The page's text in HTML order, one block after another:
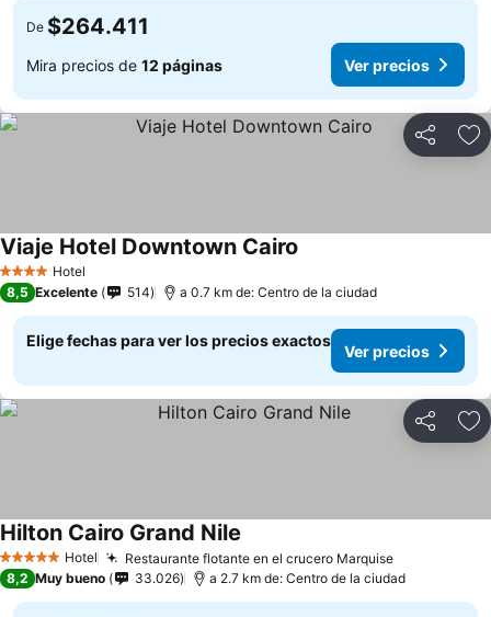
De $264.411
Mira precios de 12 páginas Ver precios
Compartir
4 EstrellasHotel
Viaje Hotel Downtown Cairo
8,5 Excelente 514 a 0.7 km de: Centro de la ciudad
Elige fechas para ver los precios exactos
Ver precios
Compartir
5 Estrellas Hotel Restaurante flotante en el crucero Marquise
Hilton Cairo Grand Nile
8,2 Muy bueno 33.026 a 2.7 km de: Centro de la ciudad